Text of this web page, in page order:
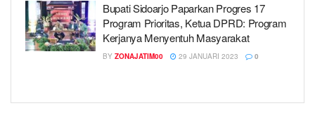
Bupati Sidoarjo Paparkan Progres 17
Program Prioritas, Ketua DPRD: Program
Kerjanya Menyentuh Masyarakat
BY ZONAJATIM00 29 JANUARI 2023 0